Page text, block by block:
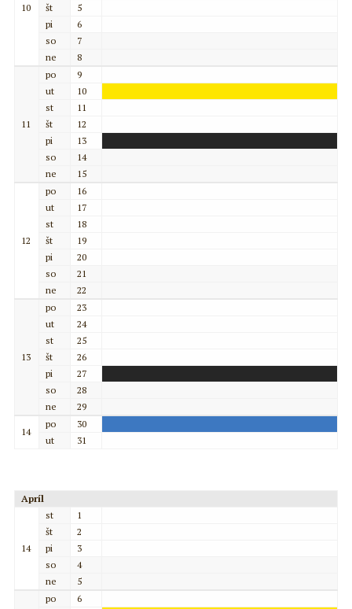
10
št
5
pi
6
so
7
ne
8
11
po
9
ut
10
st
11
št
12
pi
13
so
14
ne
15
12
po
16
ut
17
st
18
št
19
pi
20
so
21
ne
22
13
po
23
ut
24
st
25
št
26
pi
27
so
28
ne
29
14
po
30
ut
31
Apríl
14
st
1
št
2
pi
3
so
4
ne
5
po
6